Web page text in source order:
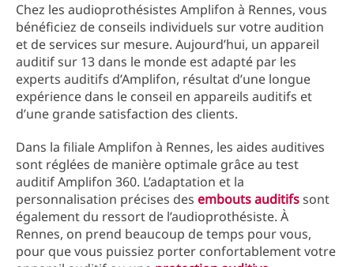
Chez les audioprothésistes Amplifon à Rennes, vous
bénéficiez de conseils individuels sur votre audition
et de services sur mesure. Aujourd’hui, un appareil
auditif sur 13 dans le monde est adapté par les
experts auditifs d’Amplifon, résultat d’une longue
expérience dans le conseil en appareils auditifs et
d’une grande satisfaction des clients.
Dans la filiale Amplifon à Rennes, les aides auditives
sont réglées de manière optimale grâce au test
auditif Amplifon 360. L’adaptation et la
personnalisation précises des embouts auditifssont
également du ressort de l’audioprothésiste. À
Rennes, on prend beaucoup de temps pour vous,
pour que vous puissiez porter confortablement votre